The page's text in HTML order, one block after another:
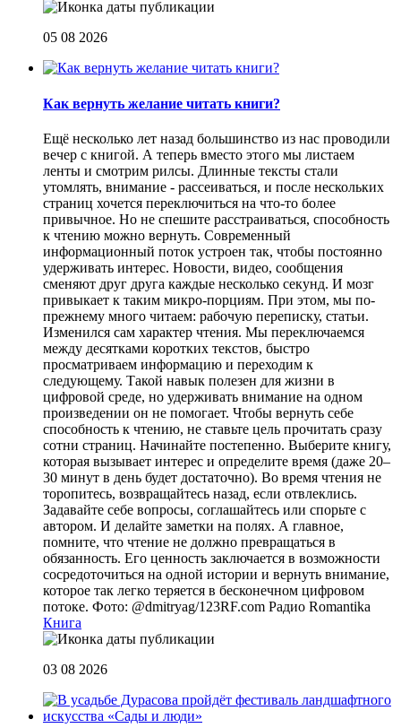
05 08 2026
Как вернуть желание читать книги?
Eщё несколько лет назад большинство из нас проводили
вечер с книгой. А теперь вместо этого мы листаем
ленты и смотрим рилсы. Длинные тексты стали
утомлять, внимание - рассеиваться, и после нескольких
страниц хочется переключиться на что-то более
привычное. Но не спешите расстраиваться, способность
к чтению можно вернуть. Современный
информационный поток устроен так, чтобы постоянно
удерживать интерес. Новости, видео, сообщения
сменяют друг друга каждые несколько секунд. И мозг
привыкает к таким микро-порциям. При этом, мы по-
прежнему много читаем: рабочую переписку, статьи.
Изменился сам характер чтения. Мы переключаемся
между десятками коротких текстов, быстро
просматриваем информацию и переходим к
следующему. Такой навык полезен для жизни в
цифровой среде, но удерживать внимание на одном
произведении он не помогает. Чтобы вернуть себе
способность к чтению, не ставьте цель прочитать сразу
сотни страниц. Начинайте постепенно. Выберите книгу,
которая вызывает интерес и определите время (даже 20–
30 минут в день будет достаточно). Во время чтения не
торопитесь, возвращайтесь назад, если отвлеклись.
Задавайте себе вопросы, соглашайтесь или спорьте с
автором. И делайте заметки на полях. А главное,
помните, что чтение не должно превращаться в
обязанность. Его ценность заключается в возможности
сосредоточиться на одной истории и вернуть внимание,
которое так легко теряется в бесконечном цифровом
потоке. Фото: @dmitryag/123RF.com Радио Romantika
Книга
03 08 2026